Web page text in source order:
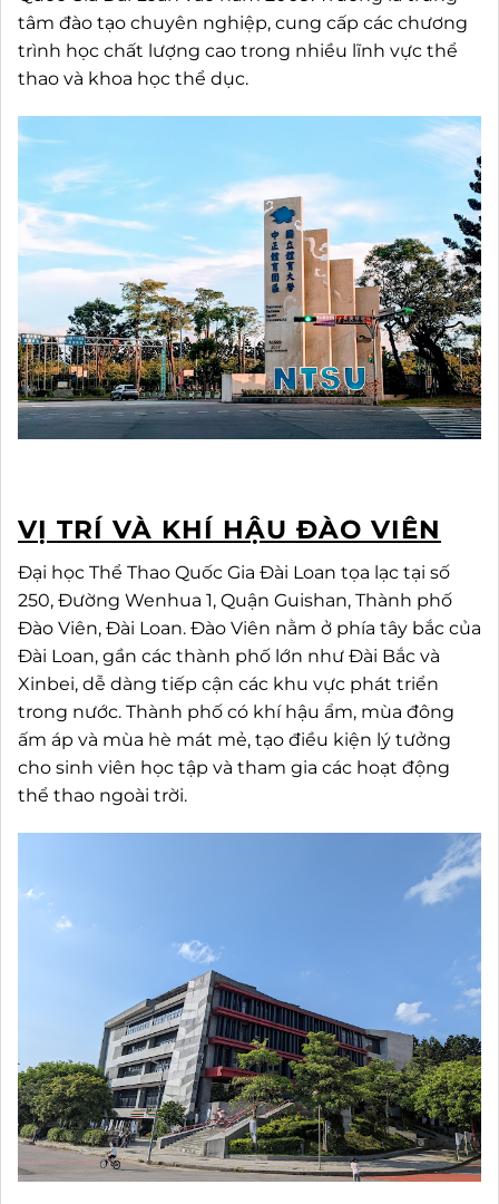
tâm đào tạo chuyên nghiệp, cung cấp các chương
trình học chất lượng cao trong nhiều lĩnh vực thể
thao và khoa học thể dục.
VỊ TRÍ VÀ KHÍ HẬU ĐÀO VIÊN
Đại học Thể Thao Quốc Gia Đài Loan tọa lạc tại số
250, Đường Wenhua 1, Quận Guishan, Thành phố
Đào Viên, Đài Loan. Đào Viên nằm ở phía tây bắc của
Đài Loan, gần các thành phố lớn như Đài Bắc và
Xinbei, dễ dàng tiếp cận các khu vực phát triển
trong nước. Thành phố có khí hậu ẩm, mùa đông
ấm áp và mùa hè mát mẻ, tạo điều kiện lý tưởng
cho sinh viên học tập và tham gia các hoạt động
thể thao ngoài trời.